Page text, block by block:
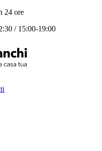
24 ore
/ 15:00-19:00